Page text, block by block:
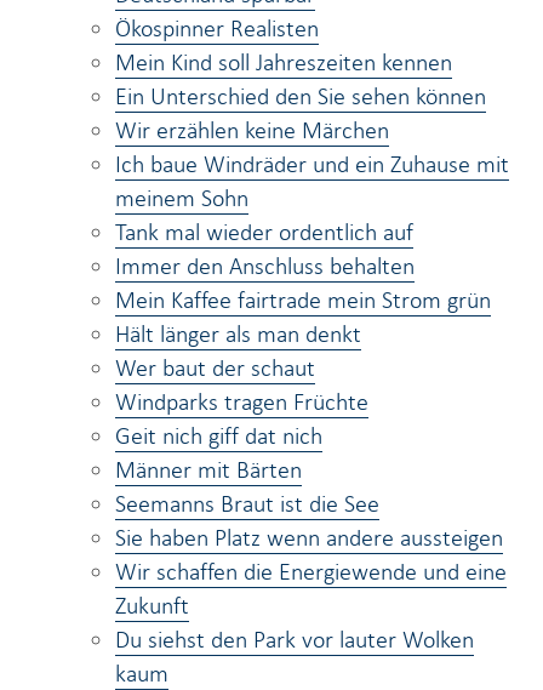
Ökospinner Realisten
Mein Kind soll Jahreszeiten kennen
Ein Unterschied den Sie sehen können
Wir erzählen keine Märchen
Ich baue Windräder und ein Zuhause mit
meinem Sohn
Tank mal wieder ordentlich auf
Immer den Anschluss behalten
Mein Kaffee fairtrade mein Strom grün
Hält länger als man denkt
Wer baut der schaut
Windparks tragen Früchte
Geit nich giff dat nich
Männer mit Bärten
Seemanns Braut ist die See
Sie haben Platz wenn andere aussteigen
Wir schaffen die Energiewende und eine
Zukunft
Du siehst den Park vor lauter Wolken
kaum